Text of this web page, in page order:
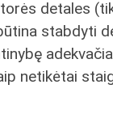
detales
stabdyti
netikėtai